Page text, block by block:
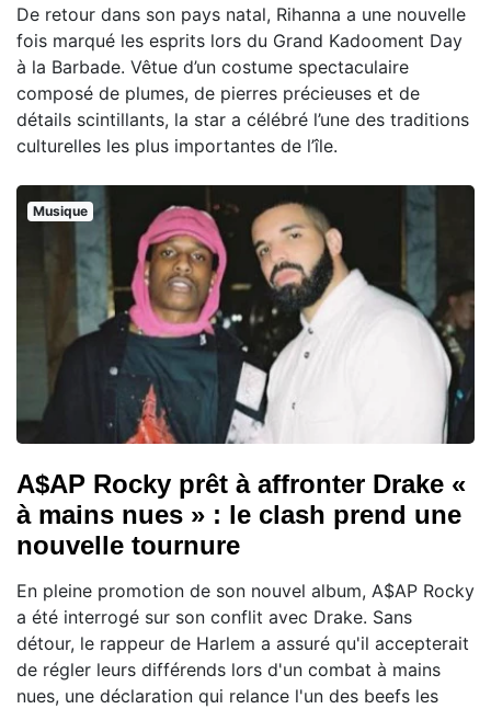
De retour dans son pays natal, Rihanna a une nouvelle
fois marqué les esprits lors du Grand Kadooment Day
à la Barbade. Vêtue d’un costume spectaculaire
composé de plumes, de pierres précieuses et de
détails scintillants, la star a célébré l’une des traditions
culturelles les plus importantes de l’île.
Musique
A$AP Rocky prêt à affronter Drake «
à mains nues » : le clash prend une
nouvelle tournure
En pleine promotion de son nouvel album, A$AP Rocky
a été interrogé sur son conflit avec Drake. Sans
détour, le rappeur de Harlem a assuré qu'il accepterait
de régler leurs différends lors d'un combat à mains
nues, une déclaration qui relance l'un des beefs les